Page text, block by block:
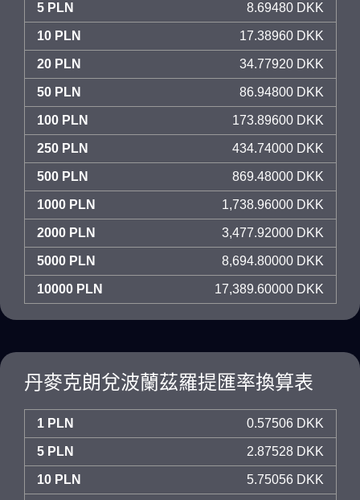
5 PLN 8.69480 DKK
10 PLN 17.38960 DKK
20 PLN 34.77920 DKK
50 PLN 86.94800 DKK
100 PLN 173.89600 DKK
250 PLN 434.74000 DKK
500 PLN 869.48000 DKK
1000 PLN 1,738.96000 DKK
2000 PLN 3,477.92000 DKK
5000 PLN 8,694.80000 DKK
10000 PLN 17,389.60000 DKK
丹麥克朗兌波蘭茲羅提匯率換算表
1 PLN 0.57506 DKK
5 PLN 2.87528 DKK
10 PLN 5.75056 DKK